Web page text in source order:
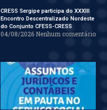
CRESS Sergipe participa do XXXIII
Encontro Descentralizado Nordeste
do Conjunto CFESS-CRESS
04/08/2026 Nenhum comentário